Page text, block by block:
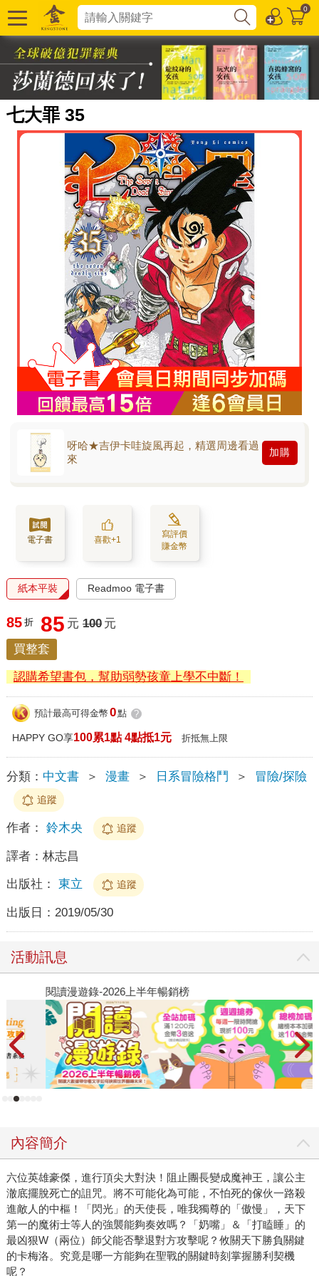
0
七大罪 35
呀哈★吉伊卡哇旋風再起，精選周邊看過
來
加購
電子書 喜歡+1
寫評價
賺金幣
紙本平裝 Readmoo 電子書
85 折 85 元 100 元
買整套
認購希望書包，幫助弱勢孩童上學不中斷！
預計最高可得金幣 0點 ?
HAPPY GO享100累1點 4點抵1元 折抵無上限
分類： 中文書 ＞ 漫畫 ＞ 日系冒險格鬥 ＞ 冒險/探險
追蹤
作者： 鈴木央 追蹤
譯者： 林志昌
出版社： 東立 追蹤
出版日： 2019/05/30
活動訊息
閱讀漫遊錄-2026上半年暢銷榜
內容簡介
六位英雄豪傑，進行頂尖大對決！阻止團長變成魔神王，讓公主
澈底擺脫死亡的詛咒。將不可能化為可能，不怕死的傢伙一路殺
進敵人的中樞！「閃光」的天使長，唯我獨尊的「傲慢」，天下
第一的魔術士等人的強襲能夠奏效嗎？「奶嘴」＆「打瞌睡」的
最凶狠W（兩位）師父能否擊退對方攻擊呢？攸關天下勝負關鍵
的卡梅洛。究竟是哪一方能夠在聖戰的關鍵時刻掌握勝利契機
呢？